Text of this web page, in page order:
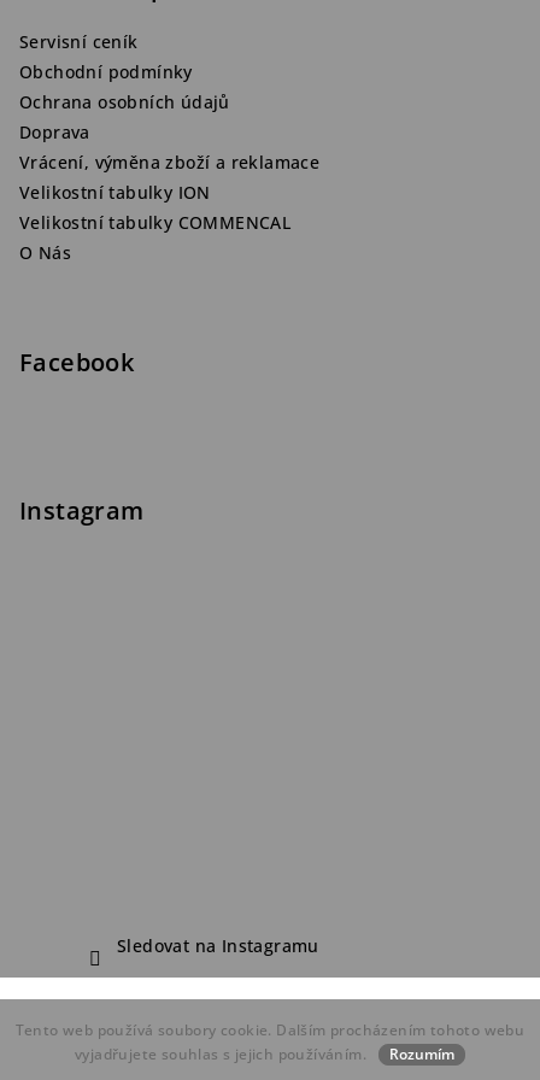
Tento web používá soubory cookie. Dalším procházením tohoto webu
vyjadřujete souhlas s jejich používáním.
Rozumím
Servisní ceník
Obchodní podmínky
Ochrana osobních údajů
Doprava
Vrácení, výměna zboží a reklamace
Velikostní tabulky ION
Velikostní tabulky COMMENCAL
O Nás
Facebook
Instagram
Sledovat na Instagramu
Copyright 2026FDF Bike Shop. Všechna práva vyhrazena.
Vytvořil Shoptet